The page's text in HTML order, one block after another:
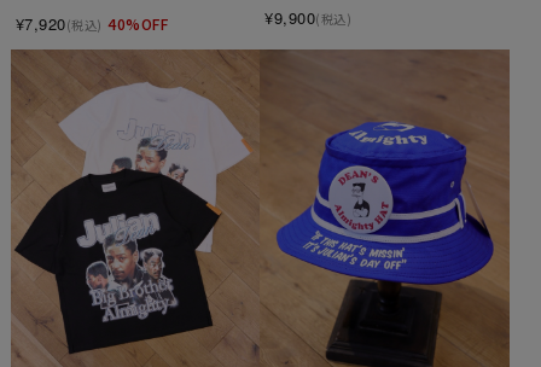
¥7,920(税込) 40%OFF
¥9,900(税込)